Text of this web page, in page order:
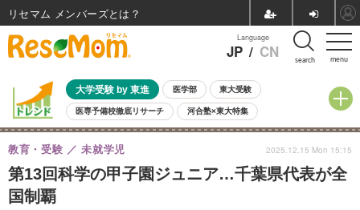
menu
Language
JP / CN search
大学受験 by 東進 医学部 東大受験
医専予備校徹底リサーチ 河合塾×東大特集
親子で考える大学選び 高校受験 中学受験 小学校受験
共通テスト 夏休み
8月開催イベント・WS 全国公立高校 過去問 人気記事
自由研究教材（小学生向け）
第13回科学の甲子園ジュニア…千葉県代表が全
国制覇
教育・受験 未就学児 2025.12.15 Mon 15:15
リセマム メンバーズ